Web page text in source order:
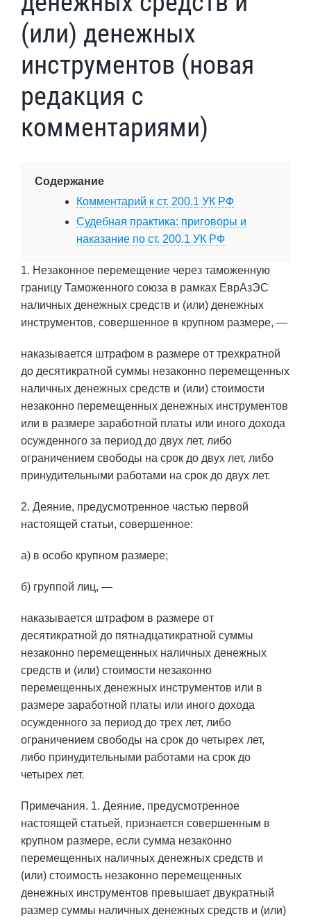
(или) денежных
инструментов (новая
редакция с
комментариями)
Содержание
Комментарий к ст. 200.1 УК РФ
Судебная практика: приговоры и
наказание по ст. 200.1 УК РФ
1. Незаконное перемещение через таможенную
границу Таможенного союза в рамках ЕврАзЭС
наличных денежных средств и (или) денежных
инструментов, совершенное в крупном размере, —
наказывается штрафом в размере от трехкратной
до десятикратной суммы незаконно перемещенных
наличных денежных средств и (или) стоимости
незаконно перемещенных денежных инструментов
или в размере заработной платы или иного дохода
осужденного за период до двух лет, либо
ограничением свободы на срок до двух лет, либо
принудительными работами на срок до двух лет.
2. Деяние, предусмотренное частью первой
настоящей статьи, совершенное:
а) в особо крупном размере;
б) группой лиц, —
наказывается штрафом в размере от
десятикратной до пятнадцатикратной суммы
незаконно перемещенных наличных денежных
средств и (или) стоимости незаконно
перемещенных денежных инструментов или в
размере заработной платы или иного дохода
осужденного за период до трех лет, либо
ограничением свободы на срок до четырех лет,
либо принудительными работами на срок до
четырех лет.
Примечания. 1. Деяние, предусмотренное
настоящей статьей, признается совершенным в
крупном размере, если сумма незаконно
перемещенных наличных денежных средств и
(или) стоимость незаконно перемещенных
денежных инструментов превышает двукратный
размер суммы наличных денежных средств и (или)